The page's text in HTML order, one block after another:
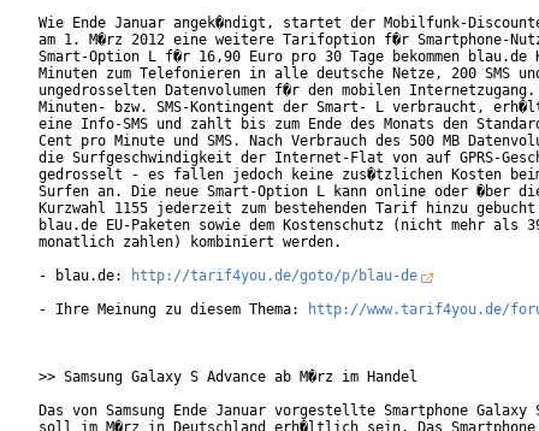
Wie Ende Januar angek�ndigt, startet der Mobilfunk-
am 1. M�rz 2012 eine weitere Tarifoption f�r Smartphone-
Smart-Option L f�r 16,90 Euro pro 30 Tage bekommen blau.de
Minuten zum Telefonieren in alle deutsche Netze, 200 SMS
ungedrosselten Datenvolumen f�r den mobilen
Minuten- bzw. SMS-Kontingent der Smart- L verbraucht,
eine Info-SMS und zahlt bis zum Ende des Monats den
Cent pro Minute und SMS. Nach Verbrauch des 500 MB
die Surfgeschwindigkeit der Internet-Flat von auf GPRS-
gedrosselt - es fallen jedoch keine zus�tzlichen Kosten
Surfen an. Die neue Smart-Option L kann online oder �ber
Kurzwahl 1155 jederzeit zum bestehenden Tarif hinzu
blau.de EU-Paketen sowie dem Kostenschutz (nicht mehr als
monatlich zahlen) kombiniert werden.
- blau.de:
http://tarif4you.de/goto/p/blau-de
- Ihre Meinung zu diesem Thema:
http://www.tarif4you.de/
>> Samsung Galaxy S Advance ab M�rz im Handel
Das von Samsung Ende Januar vorgestellte Smartphone Galaxy
soll im M�rz in Deutschland erh�ltlich sein. Das Smartphone